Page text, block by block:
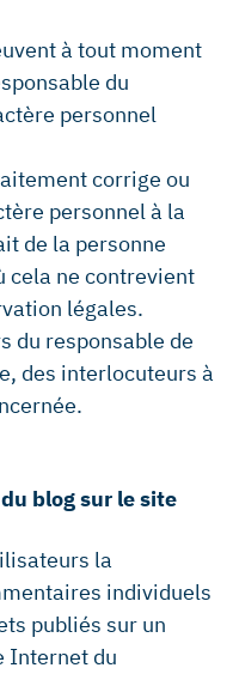
à tout moment
du
personnel
corrige ou
personnel à la
de la personne
cela ne contrevient
légales.
du responsable de
des interlocuteurs à
blog sur le site
la
individuels
publiés sur un
Internet du